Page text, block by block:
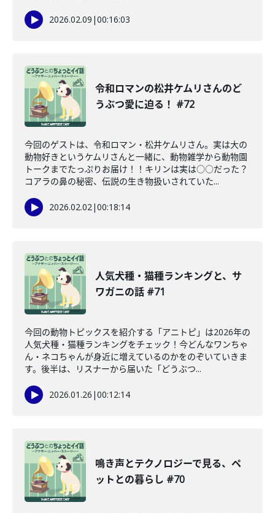
2026.02.09 |00:16:03
令和ロマンの松井ケムリさんのど
うぶつ愛に迫る！ #72
今回のゲストは、令和ロマン・松井ケムリさん。実は大の
動物好きというケムリさんと一緒に、動物雑学から動物園
トークまでたっぷりお届け！！キリンは実は○○だった？
コアラの鼻の秘密、伝説の生き物扱いされていた...
2026.02.02|00:18:14
人気犬種・猫種ランキングと、サ
ワガニの話 #71
今回の動物トピックスを紹介する「アニトピ」は2026年の
人気犬種・猫種ランキングをチェック！今どんなワンちゃ
ん・ネコちゃんが身近に増えているのかをのぞいていきま
す。後半は、リスナーから届いた「どうぶつ...
2026.01.26 |00:12:14
鳴き声とテクノロジーで見る、ペ
ットとの暮らし #70